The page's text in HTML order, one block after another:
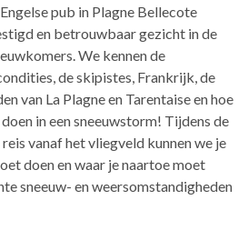
pub in Plagne Bellecote
en betrouwbaar gezicht in de
We kennen de
de skipistes, Frankrijk, de
van La Plagne en Tarentaise en hoe
in een sneeuwstorm! Tijdens de
vanaf het vliegveld kunnen we je
doen en waar je naartoe moet
sneeuw- en weersomstandigheden